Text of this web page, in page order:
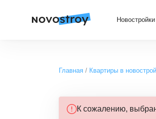
Новостройки
Главная Квартиры в
К сожалению,